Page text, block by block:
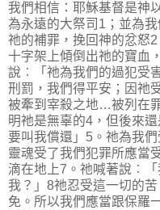
我們相信：耶穌基督是神
為永遠的大祭司1；並為
祂的補罪，挽回神的忿怒
十字架上傾倒出祂的寶血
說︰「祂為我們的過犯受
刑罰，我們得平安；因祂
被牽到宰殺之地…被列在
明祂是無辜的4，但後來
要叫我償還」5。祂為我
靈魂受了我們犯罪所應當
滴在地上7。祂喊著說︰
我？」8祂忍受這一切的
免。所以我們應當跟保羅